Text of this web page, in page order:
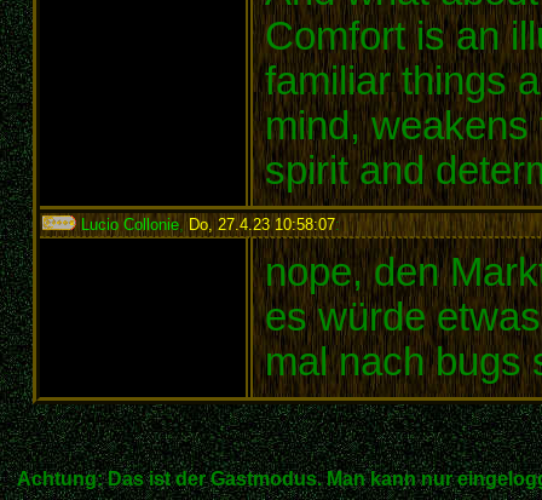
Comfort is an
familiar things
mind, weakens
spirit and
Lucio Collonie,Do, 27.4.23 10:58:07:
nope, den
es würde
mal nach bugs
Achtung: Das ist der Gastmodus. Man kann nur